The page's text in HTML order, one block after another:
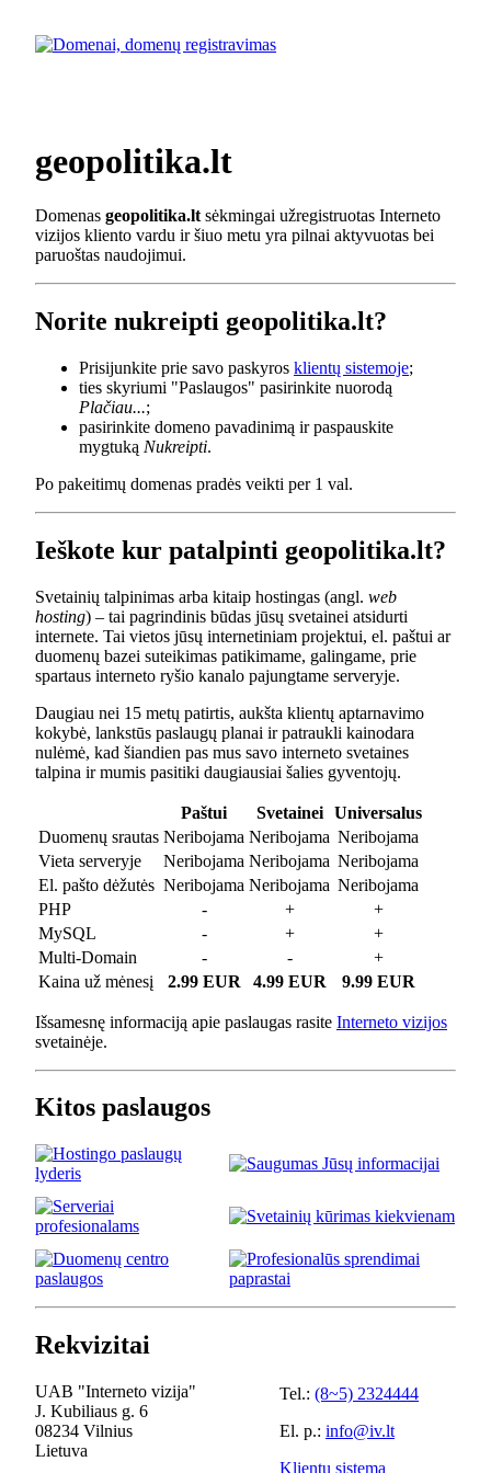
geopolitika.lt
Domenas geopolitika.lt sėkmingai užregistruotas Interneto
vizijos kliento vardu ir šiuo metu yra pilnai aktyvuotas bei
paruoštas naudojimui.
Norite nukreipti geopolitika.lt?
Prisijunkite prie savo paskyros klientų sistemoje;
ties skyriumi "Paslaugos" pasirinkite nuorodą
Plačiau...;
pasirinkite domeno pavadinimą ir paspauskite
mygtuką Nukreipti.
Po pakeitimų domenas pradės veikti per 1 val.
Ieškote kur patalpinti geopolitika.lt?
Svetainių talpinimas arba kitaip hostingas (angl. web
hosting) – tai pagrindinis būdas jūsų svetainei atsidurti
internete. Tai vietos jūsų internetiniam projektui, el. paštui ar
duomenų bazei suteikimas patikimame, galingame, prie
spartaus interneto ryšio kanalo pajungtame serveryje.
Daugiau nei 15 metų patirtis, aukšta klientų aptarnavimo
kokybė, lankstūs paslaugų planai ir patraukli kainodara
nulėmė, kad šiandien pas mus savo interneto svetaines
talpina ir mumis pasitiki daugiausiai šalies gyventojų.
Paštui Svetainei
Universalus
Duomenų srautas Neribojama Neribojama Neribojama
Vieta serveryje
Neribojama Neribojama Neribojama
El. pašto dėžutės Neribojama Neribojama Neribojama
PHP
- +
+
MySQL
- +
+
Multi-Domain
- -
+
Kaina už mėnesį
2.99 EUR 4.99 EUR 9.99 EUR
Išsamesnę informaciją apie paslaugas rasite Interneto vizijos
svetainėje.
Kitos paslaugos
Rekvizitai
UAB "Interneto vizija"
J. Kubiliaus g. 6
08234 Vilnius
Lietuva
Tel.: (8~5) 2324444
El. p.: info@iv.lt
Klientų sistema